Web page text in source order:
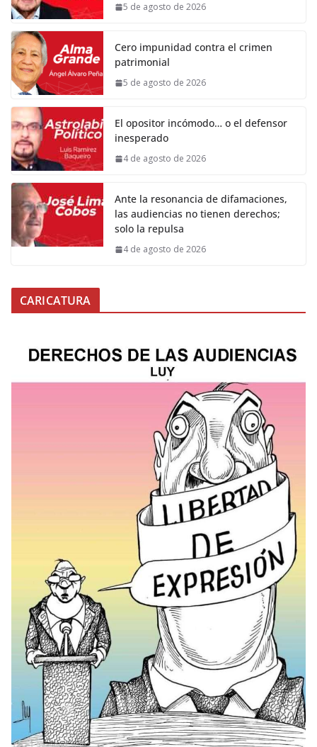
5 de agosto de 2026
Cero impunidad contra el crimen
patrimonial
5 de agosto de 2026
El opositor incómodo… o el defensor
inesperado
4 de agosto de 2026
Ante la resonancia de difamaciones,
las audiencias no tienen derechos;
solo la repulsa
4 de agosto de 2026
CARICATURA